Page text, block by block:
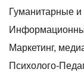
Гуманитарные
Маркетинг,
Психолого-